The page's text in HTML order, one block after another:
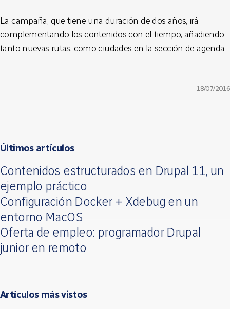
La campaña, que tiene una duración de dos años, irá
complementando los contenidos con el tiempo, añadiendo
tanto nuevas rutas, como ciudades en la sección de agenda.
18/07/2016
Últimos artículos
Contenidos estructurados en Drupal 11, un
ejemplo práctico
Configuración Docker + Xdebug en un
entorno MacOS
Oferta de empleo: programador Drupal
junior en remoto
Artículos más vistos